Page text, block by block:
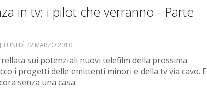
in tv: i pilot che verranno - Parte
LUNEDÌ 22 MARZO 2010
sui potenziali nuovi telefilm della prossima
i progetti delle emittenti minori e della tv via cavo. E
senza una casa.